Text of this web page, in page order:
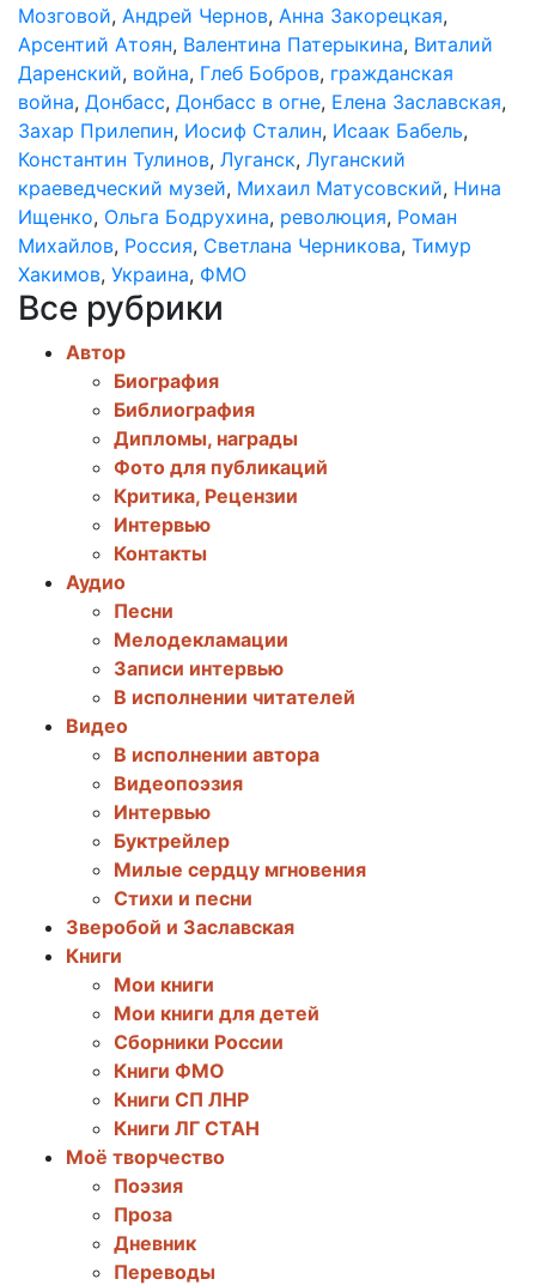
Мозговой, Андрей Чернов, Анна Закорецкая,
Арсентий Атоян, Валентина Патерыкина, Виталий
Даренский, война, Глеб Бобров, гражданская
война, Донбасс, Донбасс в огне, Елена Заславская,
Захар Прилепин, Иосиф Сталин, Исаак Бабель,
Константин Тулинов, Луганск, Луганский
краеведческий музей, Михаил Матусовский, Нина
Ищенко, Ольга Бодрухина, революция, Роман
Михайлов, Россия, Светлана Черникова, Тимур
Хакимов, Украина, ФМО
Все рубрики
Автор
Биография
Библиография
Дипломы, награды
Фото для публикаций
Критика, Рецензии
Интервью
Контакты
Аудио
Песни
Мелодекламации
Записи интервью
В исполнении читателей
Видео
В исполнении автора
Видеопоэзия
Интервью
Буктрейлер
Милые сердцу мгновения
Стихи и песни
Зверобой и Заславская
Книги
Мои книги
Мои книги для детей
Сборники России
Книги ФМО
Книги СП ЛНР
Книги ЛГ СТАН
Моё творчество
Поэзия
Проза
Дневник
Переводы